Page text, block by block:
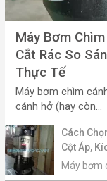
Máy Bơm
Cắt Rác So
Thực Tế
Máy bơm chìm
cánh hở (hay còn...
Cách
Cột Áp,
Máy bơm